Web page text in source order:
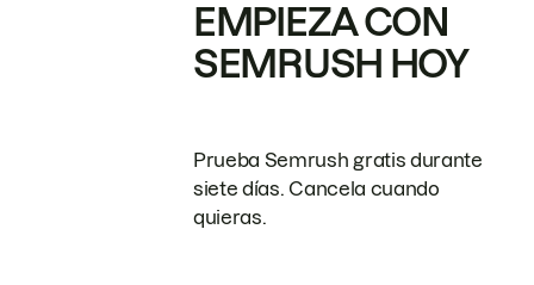
EMPIEZA CON
SEMRUSH HOY
Prueba Semrush gratis durante
siete días. Cancela cuando
quieras.